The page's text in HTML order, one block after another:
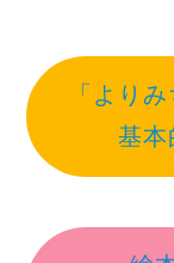
「より
基本